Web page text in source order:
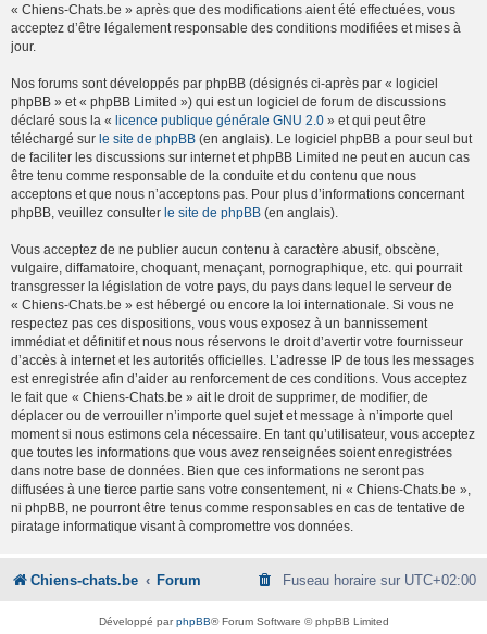
« Chiens-Chats.be » après que des modifications aient été effectuées, vous
acceptez d’être légalement responsable des conditions modifiées et mises à
jour.
Nos forums sont développés par phpBB (désignés ci-après par « logiciel
phpBB » et « phpBB Limited ») qui est un logiciel de forum de discussions
déclaré sous la « licence publique générale GNU 2.0 » et qui peut être
téléchargé sur le site de phpBB (en anglais). Le logiciel phpBB a pour seul but
de faciliter les discussions sur internet et phpBB Limited ne peut en aucun cas
être tenu comme responsable de la conduite et du contenu que nous
acceptons et que nous n’acceptons pas. Pour plus d’informations concernant
phpBB, veuillez consulter le site de phpBB (en anglais).
Vous acceptez de ne publier aucun contenu à caractère abusif, obscène,
vulgaire, diffamatoire, choquant, menaçant, pornographique, etc. qui pourrait
transgresser la législation de votre pays, du pays dans lequel le serveur de
« Chiens-Chats.be » est hébergé ou encore la loi internationale. Si vous ne
respectez pas ces dispositions, vous vous exposez à un bannissement
immédiat et définitif et nous nous réservons le droit d’avertir votre fournisseur
d’accès à internet et les autorités officielles. L’adresse IP de tous les messages
est enregistrée afin d’aider au renforcement de ces conditions. Vous acceptez
le fait que « Chiens-Chats.be » ait le droit de supprimer, de modifier, de
déplacer ou de verrouiller n’importe quel sujet et message à n’importe quel
moment si nous estimons cela nécessaire. En tant qu’utilisateur, vous acceptez
que toutes les informations que vous avez renseignées soient enregistrées
dans notre base de données. Bien que ces informations ne seront pas
diffusées à une tierce partie sans votre consentement, ni « Chiens-Chats.be »,
ni phpBB, ne pourront être tenus comme responsables en cas de tentative de
piratage informatique visant à compromettre vos données.
Chiens-chats.be Forum Fuseau horaire sur UTC+02:00
Développé parphpBB® Forum Software © phpBB Limited